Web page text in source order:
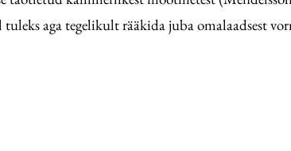
aga tegelikult rääkida juba omalaadsest